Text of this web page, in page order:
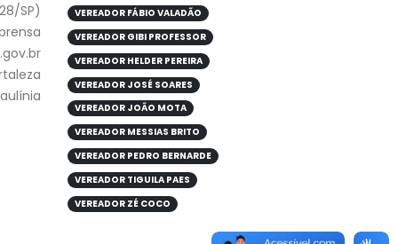
SP)
VEREADOR FÁBIO VALADÃO
VEREADOR GIBI PROFESSOR
VEREADOR HELDER PEREIRA
VEREADOR JOSÉ SOARES
VEREADOR JOÃO MOTA
VEREADOR MESSIAS BRITO
VEREADOR PEDRO BERNARDE
VEREADOR TIGUILA PAES
VEREADOR ZÉ COCO